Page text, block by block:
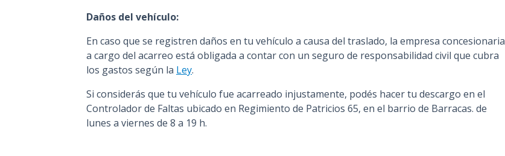
Daños del vehículo:
En caso que se registren daños en tu vehículo a causa del traslado, la empresa concesionaria
a cargo del acarreo está obligada a contar con un seguro de responsabilidad civil que cubra
los gastos según la Ley.
Si considerás que tu vehículo fue acarreado injustamente, podés hacer tu descargo en el
Controlador de Faltas ubicado en Regimiento de Patricios 65, en el barrio de Barracas. de
lunes a viernes de 8 a 19 h.